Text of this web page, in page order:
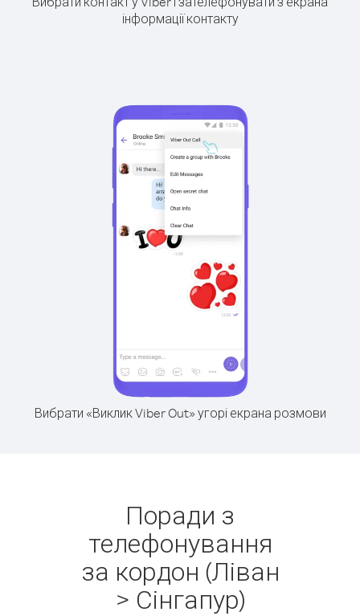
інформації контакту
Вибрати «Виклик Viber Out» угорі екрана розмови
Поради з
телефонування
за кордон (Ліван
> Сінгапур)